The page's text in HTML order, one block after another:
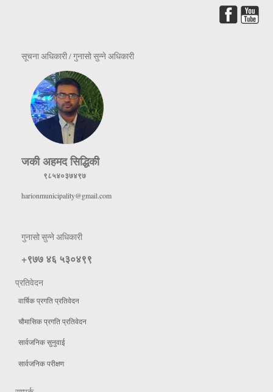
सूचना अधिकारी / गुनासो सुन्ने अधिकारी
जकी अहमद सिद्धिकी
९८५४०३७४९७
harionmunicipality@gmail.com
गुनासो सुन्ने अधिकारी
+९७७ ४६ ५३०४९९
प्रतिवेदन
वार्षिक प्रगति प्रतिवेदन
चौमासिक प्रगति प्रतिवेदन
सार्वजनिक सुनुवाई
सार्वजनिक परीक्षण